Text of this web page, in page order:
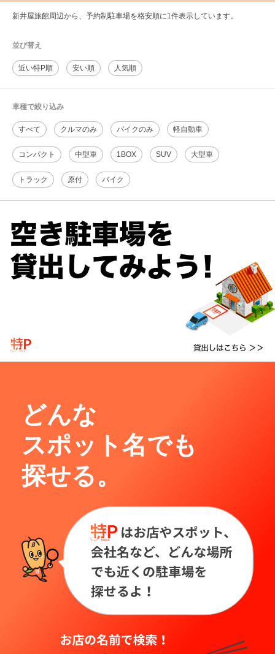
新井屋旅館周辺から、予約制駐車場を格安順に1件表示しています。
並び替え
近い特P順 安い順 人気順
車種で絞り込み
すべて クルマのみ バイクのみ 軽自動車
コンパクト 中型車 1BOX SUV 大型車
トラック 原付 バイク
どんな
スポット名でも
探せる。